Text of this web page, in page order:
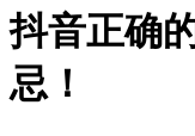
抖音正确
忌！